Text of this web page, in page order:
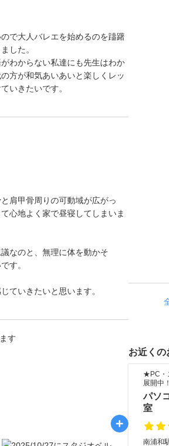
で大人バレエを始めるのを躊躇
した。
わからない私達にも先生はわか
方が和気あいあいと楽しくレッ
いきたいです。
肩甲骨周りの可動域が広がっ
心地よく家で昼寝してしまいま
なのと、無理に体を動かそ
す。
ていきたいと思います。
す
お近くの
★PC・
展開中！
パソ
室
南浦和